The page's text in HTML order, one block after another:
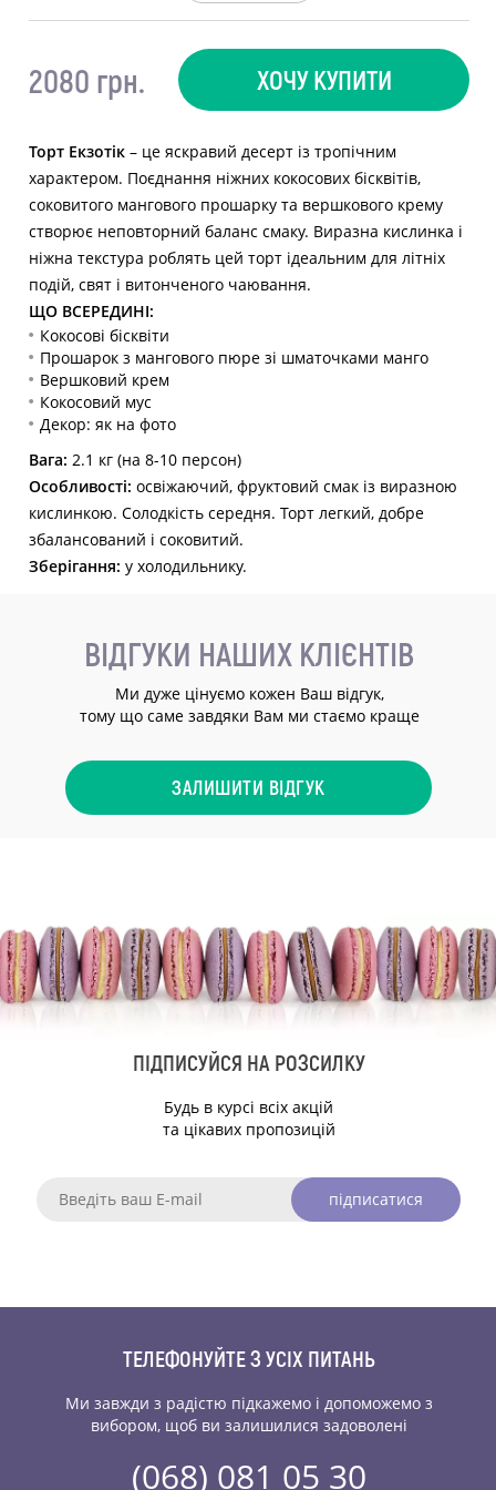
2080 грн. ХОЧУ КУПИТИ
Торт Екзотік – це яскравий десерт із тропічним
характером. Поєднання ніжних кокосових бісквітів,
соковитого мангового прошарку та вершкового крему
створює неповторний баланс смаку. Виразна кислинка і
ніжна текстура роблять цей торт ідеальним для літніх
подій, свят і витонченого чаювання.
ЩО ВСЕРЕДИНІ:
Кокосові бісквіти
Прошарок з мангового пюре зі шматочками манго
Вершковий крем
Кокосовий мус
Декор: як на фото
Вага: 2.1 кг (на 8-10 персон)
Особливості: освіжаючий, фруктовий смак із виразною
кислинкою. Солодкість середня. Торт легкий, добре
збалансований і соковитий.
Зберігання: у холодильнику.
ВІДГУКИ НАШИХ КЛІЄНТІВ
Ми дуже цінуємо кожен Ваш відгук,
тому що саме завдяки Вам ми стаємо краще
ЗАЛИШИТИ ВІДГУК
ПІДПИСУЙСЯ НА РОЗСИЛКУ
Будь в курсі всіх акцій
та цікавих пропозицій
підписатися
ТЕЛЕФОНУЙТЕ З УСІХ ПИТАНЬ
Ми завжди з радістю підкажемо і допоможемо з
вибором, щоб ви залишилися задоволені
(068) 081 05 30